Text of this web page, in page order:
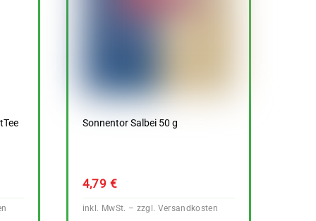
Sonnentor Salbei 50 g
4,79 €